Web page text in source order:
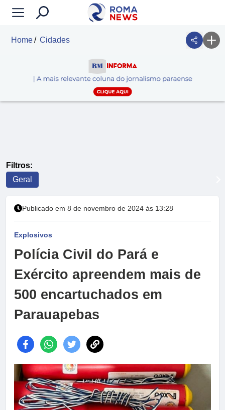
Home Cidades
Filtros:
Geral
Publicado em 8 de novembro de 2024 às 13:28
Explosivos
Polícia Civil do Pará e
Exército apreendem mais de
500 encartuchados em
Parauapebas